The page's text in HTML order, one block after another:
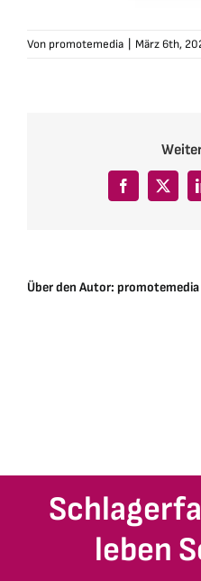
Von promotemedia März 6th,
Facebook
X
Über den Autor: promotemedia
leben